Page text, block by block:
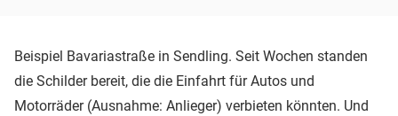
Beispiel Bavariastraße in Sendling. Seit Wochen standen
die Schilder bereit, die die Einfahrt für Autos und
Motorräder (Ausnahme: Anlieger) verbieten könnten. Und